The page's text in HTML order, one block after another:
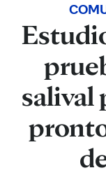
salival